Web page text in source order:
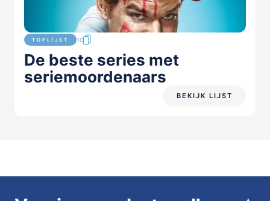
TOPLIJST 10
De beste series met
seriemoordenaars
BEKIJK LIJST